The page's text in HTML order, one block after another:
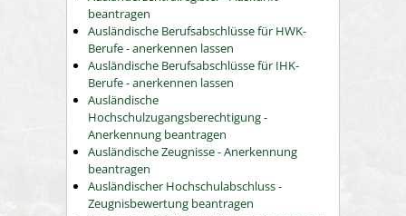
beantragen
Ausländische Berufsabschlüsse für HWK-
Berufe - anerkennen lassen
Ausländische Berufsabschlüsse für IHK-
Berufe - anerkennen lassen
Ausländische
Hochschulzugangsberechtigung -
Anerkennung beantragen
Ausländische Zeugnisse - Anerkennung
beantragen
Ausländischer Hochschulabschluss -
Zeugnisbewertung beantragen